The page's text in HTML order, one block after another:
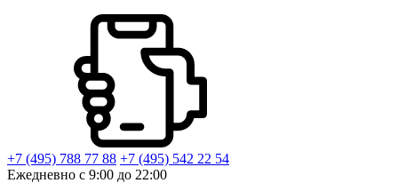
+7 (495) 788 77 88 +7 (495) 542 22 54
Ежедневно с 9:00 до 22:00